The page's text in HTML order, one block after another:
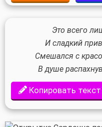
Это всего
И сладкий
Смешался с
В душе
Копировать текст